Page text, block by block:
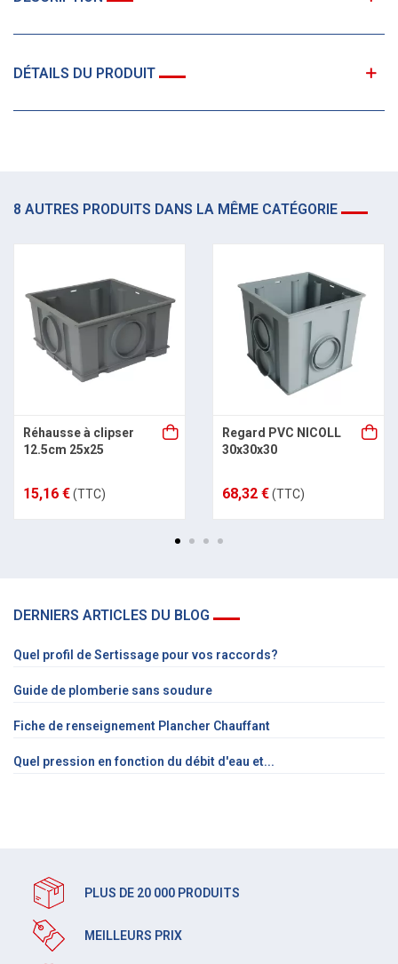
DÉTAILS DU PRODUIT
8 AUTRES PRODUITS DANS LA MÊME CATÉGORIE
Réhausse à clipser
12.5cm 25x25
15,16 €(TTC)
Regard PVC NICOLL
30x30x30
68,32 €(TTC)
DERNIERS ARTICLES DU BLOG
Quel profil de Sertissage pour vos raccords?
Guide de plomberie sans soudure
Fiche de renseignement Plancher Chauffant
Quel pression en fonction du débit d'eau et...
PLUS DE 20 000 PRODUITS
MEILLEURS PRIX